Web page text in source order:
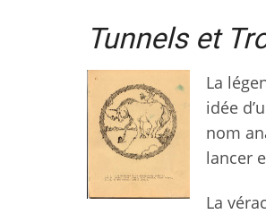
Tunnels et
La
idée
nom
lancer
La